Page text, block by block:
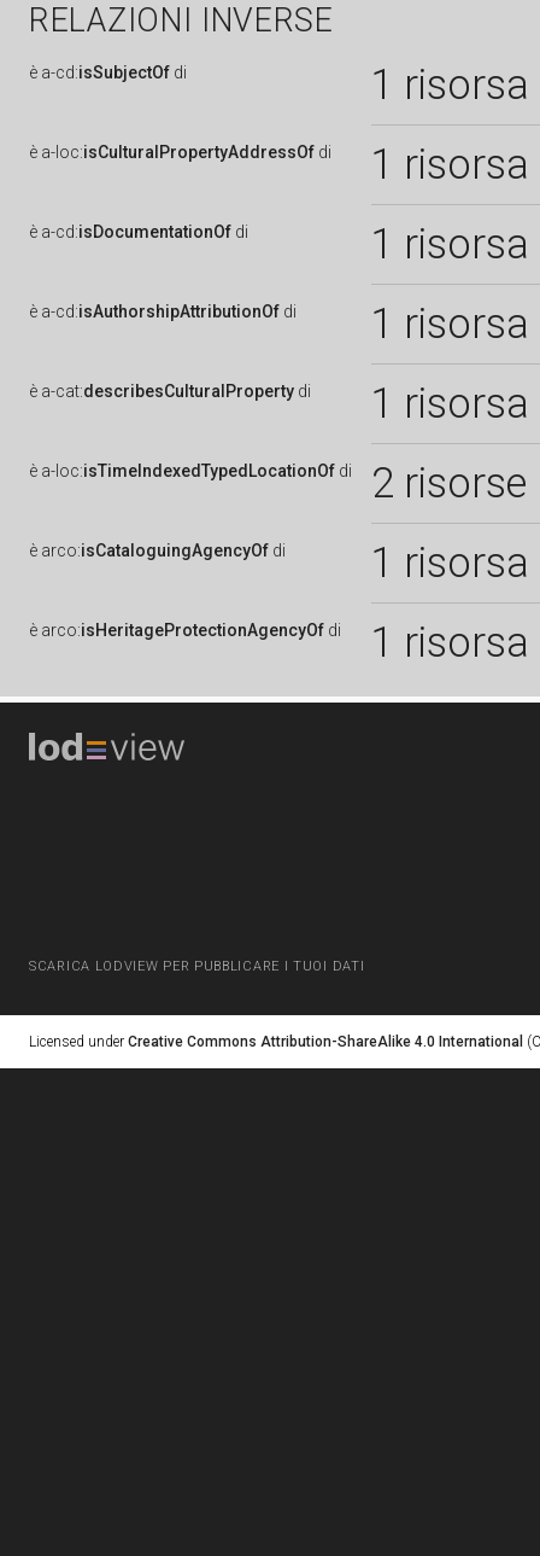
RELAZIONI INVERSE
è a-cd:isSubjectOf di 1 risorsa
è a-loc:isCulturalPropertyAddressOf di 1 risorsa
è a-cd:isDocumentationOf di 1 risorsa
è a-cd:isAuthorshipAttributionOf di 1 risorsa
è a-cat:describesCulturalProperty di 1 risorsa
è a-loc:isTimeIndexedTypedLocationOf di 2 risorse
è arco:isCataloguingAgencyOf di 1 risorsa
è arco:isHeritageProtectionAgencyOf di 1 risorsa
SCARICA LODVIEW PER PUBBLICARE I TUOI DATI
Licensed under Creative Commons Attribution-ShareAlike 4.0 International